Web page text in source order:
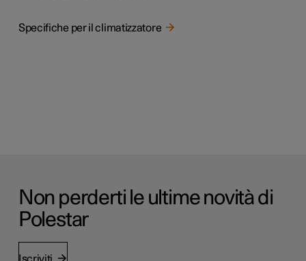
Specifiche per il climatizzatore
Non perderti le ultime novità di
Polestar